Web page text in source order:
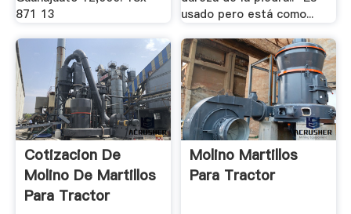
871 13
usado pero está como...
Cotizacion De
Molino De Martillos
Para Tractor
Molino Martillos
Para Tractor